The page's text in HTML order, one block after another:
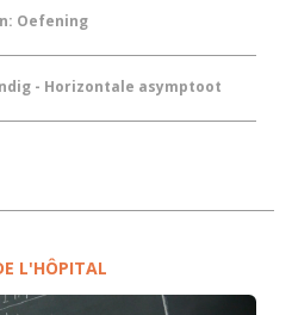
Oefening
- Horizontale asymptoot
L'HÔPITAL